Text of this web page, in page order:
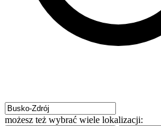
możesz też wybrać wiele lokalizacji: